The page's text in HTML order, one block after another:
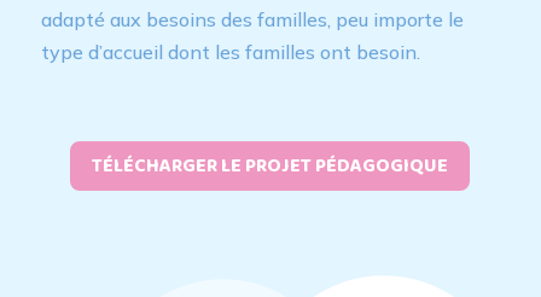
adapté aux besoins des familles, peu importe le
type d’accueil dont les familles ont besoin.
TÉLÉCHARGER LE PROJET PÉDAGOGIQUE